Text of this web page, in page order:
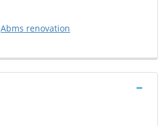
Abms renovation